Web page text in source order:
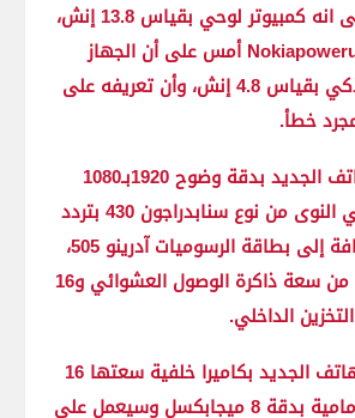
الأسبوع الماضي على انه كمبيوتر لوحي بقياس 13.8 إنش،
لكن أكد موقع Nokiapoweruser أمس على أن الجهاز
الجديد هو هاتف ذكي بقياس 4.8 إنش، وأن تعريفه على
خطأ.
ستأتي شاشة الهاتف الجديد بدقة وضوح 1920بـ1080
بكسل ومعالج ثماني النوى من نوع سنابدراجون 430 بتردد
1.4 جيجاهرتز بالإضافة إلى بطاقة الرسوميات آدرينو 505،
ومزود بـ3 جيجابايت من سعة ذاكرة الوصول العشوائي و16
الداخلي.
كما زودت نوكيا الهاتف الجديد بكاميرا خلفية سعتها 16
ميجابكسل وأخرى أمامية بدقة 8 ميجابكسل وسيعمل على